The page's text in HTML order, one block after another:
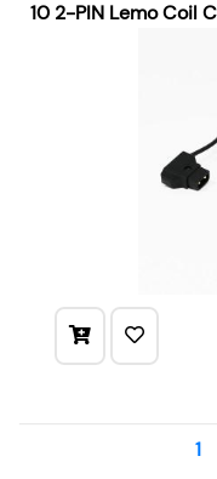
10 2-PIN Lemo Coil
1